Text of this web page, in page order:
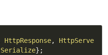
HttpResponse, HttpServer
Serialize} ;